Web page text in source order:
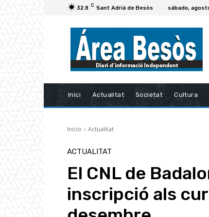
32.8 C Sant Adrià de Besòs sábado,
Inici Actualitat Societat Cultura
Inicio Actualitat
ACTUALITAT
El CNL de
inscripció als